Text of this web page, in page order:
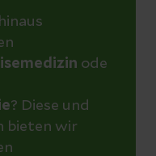
ode
? Diese und
bieten wir